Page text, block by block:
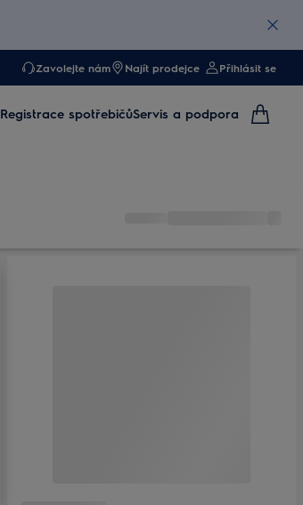
Zavolejte nám Najít prodejce Přihlásit se
Registrace spotřebičůServis a podpora